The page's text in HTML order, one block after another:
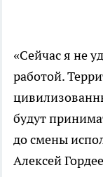
«Сейчас я не
работой.
будут
до смены
Алексей